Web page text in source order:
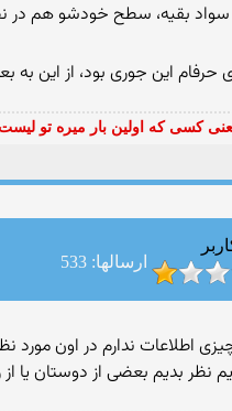
بقیه، سطح خودشو هم در
حرفام این جوری بود، از این
کسی که اولین بار میره تو
ارسالها: 533
ندارم در اون مورد
نظر بدیم بعضی از دوستان